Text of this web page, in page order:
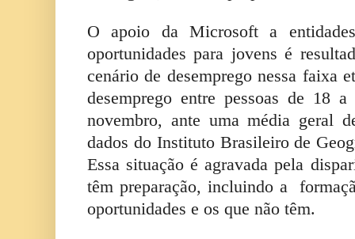
O apoio da Microsoft a
oportunidades para jovens é
cenário de desemprego nessa faixa
desemprego entre pessoas de 18
novembro, ante uma média geral
dados do Instituto Brasileiro de
Essa situação é agravada pela
têm preparação, incluindo a
oportunidades e os que não têm.